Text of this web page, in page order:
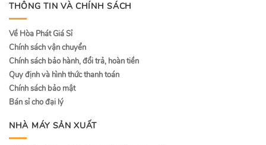
THÔNG TIN VÀ CHÍNH SÁCH
Về Hòa Phát Giá Sỉ
Chính sách vận chuyển
Chính sách bảo hành, đổi trả, hoàn tiền
Quy định và hình thức thanh toán
Chính sách bảo mật
Bán sỉ cho đại lý
NHÀ MÁY SẢN XUẤT